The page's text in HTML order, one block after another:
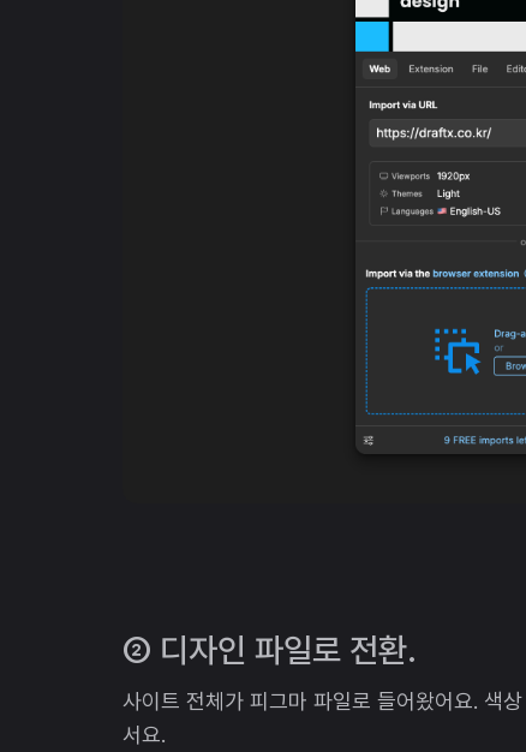
② 디자인 파일로 전환.
사이트 전체가 피그마 파일로 들어왔어요. 색
서요.